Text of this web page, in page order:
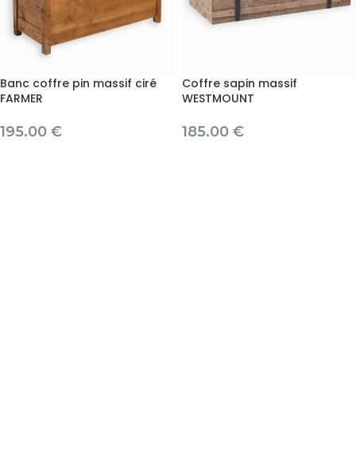
Banc coffre pin massif ciré
FARMER
195.00 €
Coffre sapin massif
WESTMOUNT
185.00 €